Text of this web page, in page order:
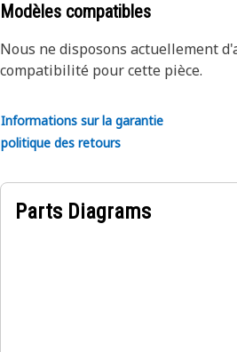
Modèles compatibles
Nous ne disposons actuellement
compatibilité pour cette pièce.
Informations sur la garantie
politique des retours
Parts Diagrams